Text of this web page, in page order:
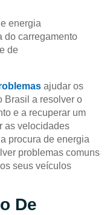
energia
do carregamento
de
ajudar os
Brasil a resolver o
e a recuperar um
as velocidades
procura de energia
problemas comuns
seus veículos
De